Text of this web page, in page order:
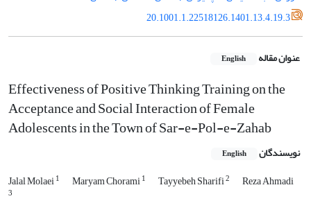
20.1001.1.22518126.1401.13.4.19.3
عنوان مقاله English
Effectiveness of Positive Thinking Training on the
Acceptance and Social Interaction of Female
Adolescents in the Town of Sar-e-Pol-e-Zahab
نویسندگان English
Jalal Molaei1 Maryam Chorami1 Tayyebeh Sharifi2 Reza Ahmadi
3